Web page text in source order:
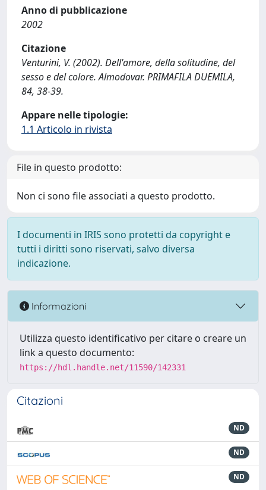
Anno di pubblicazione
2002
Citazione
Venturini, V. (2002). Dell'amore, della solitudine, del
sesso e del colore. Almodovar. PRIMAFILA DUEMILA,
84, 38-39.
Appare nelle tipologie:
1.1 Articolo in rivista
File in questo prodotto:
Non ci sono file associati a questo prodotto.
I documenti in IRIS sono protetti da copyright e
tutti i diritti sono riservati, salvo diversa
indicazione.
Informazioni
Utilizza questo identificativo per citare o creare un
link a questo documento:
https://hdl.handle.net/11590/142331
Citazioni
ND
ND
ND